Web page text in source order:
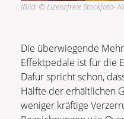
(Bild: © Lizenzfreie Stockfoto-
Die überwiegende
Effektpedale ist für die
Dafür spricht schon,
Hälfte der erhältlichen
weniger kräftige